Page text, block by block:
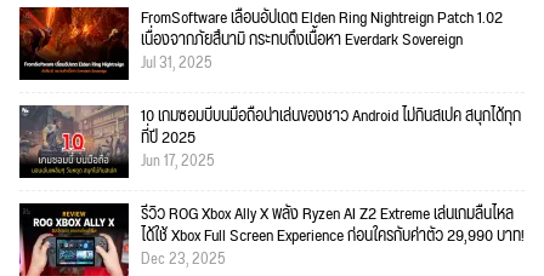
FromSoftware เลื่อนอัปเดต Elden Ring Nightreign Patch 1.02
เนื่องจากภัยสึนามิ กระทบถึงเนื้อหา Everdark Sovereign
Jul 31, 2025
10 เกมซอมบี้บนมือถือน่าเล่นของชาว Android ไม่กินสเปค สนุกได้ทุก
ที่ปี 2025
Jun 17, 2025
รีวิว ROG Xbox Ally X พลัง Ryzen AI Z2 Extreme เล่นเกมลื่นไหล
ได้ใช้ Xbox Full Screen Experience ก่อนใครกับค่าตัว 29,990 บาท!
Dec 23, 2025